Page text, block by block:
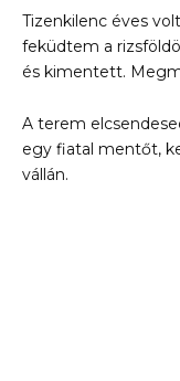
Tizenkilenc éves
feküdtem a
és kimentett.
A terem
egy fiatal mentőt,
vállán.